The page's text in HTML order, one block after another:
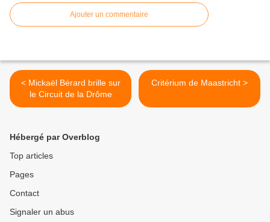
Ajouter un commentaire
< Mickaël Bérard brille sur
le Circuit de la Drôme
Critérium de Maastricht >
Hébergé par Overblog
Top articles
Pages
Contact
Signaler un abus